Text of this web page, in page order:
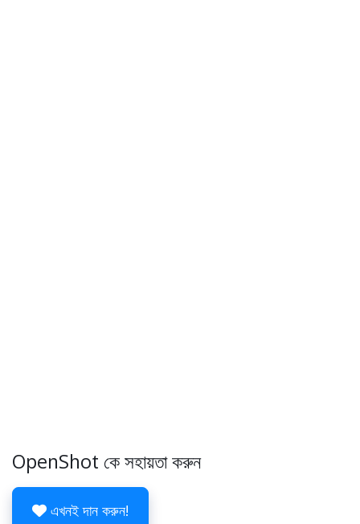
OpenShot কে সহায়তা করুন
এখনই দান করুন!